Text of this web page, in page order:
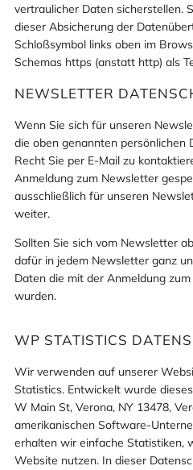
vertraulicher Daten sicherstellen.
dieser Absicherung der
Schloßsymbol links oben im
Schemas https (anstatt http) als
NEWSLETTER
Wenn Sie sich für unseren
die oben genannten persönlichen
Recht Sie per E-Mail zu
Anmeldung zum Newsletter
ausschließlich für unseren
weiter.
Sollten Sie sich vom Newsletter
dafür in jedem Newsletter ganz
Daten die mit der Anmeldung
wurden.
WP STATISTICS
Wir verwenden auf unserer
Statistics. Entwickelt wurde
W Main St, Verona, NY 13478,
amerikanischen Software-
erhalten wir einfache Statistiken,
Website nutzen. In dieser